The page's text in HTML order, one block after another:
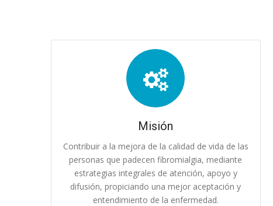
Misión
Contribuir a la mejora de la calidad de vida de las
personas que padecen fibromialgia, mediante
estrategias integrales de atención, apoyo y
difusión, propiciando una mejor aceptación y
entendimiento de la enfermedad.